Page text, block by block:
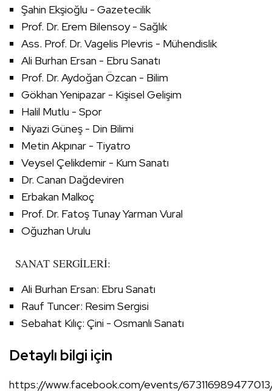
Şahin Ekşioğlu - Gazetecilik
Prof. Dr. Erem Bilensoy - Sağlık
Ass. Prof. Dr. Vagelis Plevris - Mühendislik
Ali Burhan Ersan - Ebru Sanatı
Prof. Dr. Aydoğan Özcan - Bilim
Gökhan Yenipazar - Kişisel Gelişim
Halil Mutlu - Spor
Niyazi Güneş - Din Bilimi
Metin Akpınar - Tiyatro
Veysel Çelikdemir - Kum Sanatı
Dr. Canan Dağdeviren
Erbakan Malkoç
Prof. Dr. Fatoş Tunay Yarman Vural
Oğuzhan Urulu
SANAT SERGİLERİ:
Ali Burhan Ersan: Ebru Sanatı
Rauf Tuncer: Resim Sergisi
Sebahat Kılıç: Çini - Osmanlı Sanatı
Detaylı bilgi için
https://www.facebook.com/events/